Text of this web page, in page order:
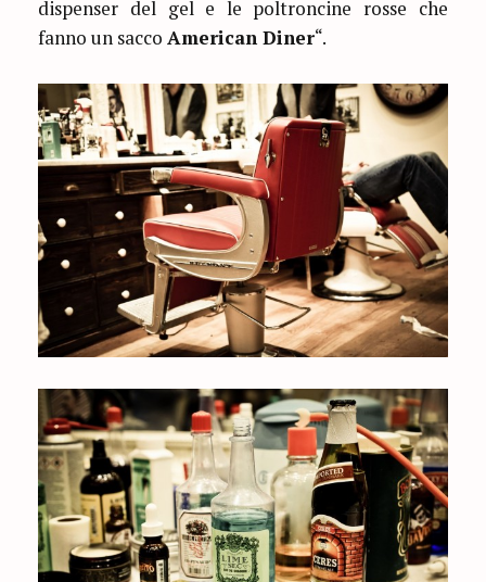
dispenser del gel e le poltroncine rosse che
fanno un saccoAmerican Diner“.